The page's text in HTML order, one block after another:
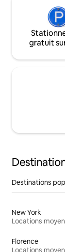
gratuit
Destinations
New York
Florence